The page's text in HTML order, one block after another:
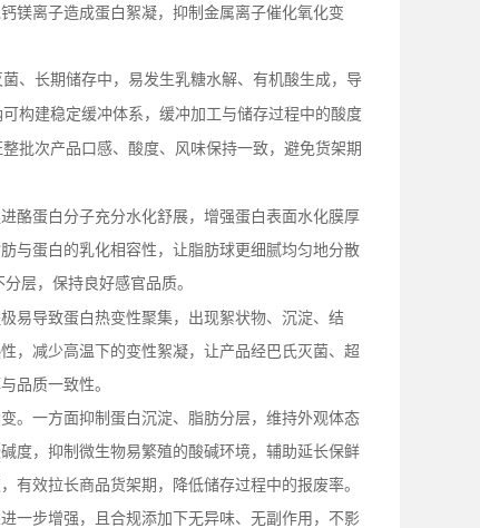
镁离子造成蛋白絮凝，抑制金属离子催化氧化变
、长期储存中，易发生乳糖水解、有机酸生成，导
构建稳定缓冲体系，缓冲加工与储存过程中的酸度
批次产品口感、酸度、风味保持一致，避免货架期
酪蛋白分子充分水化舒展，增强蛋白表面水化膜厚
与蛋白的乳化相容性，让脂肪球更细腻均匀地分散
层，保持良好感官品质。
易导致蛋白热变性聚集，出现絮状物、沉淀、结
，减少高温下的变性絮凝，让产品经巴氏灭菌、超
品质一致性。
。一方面抑制蛋白沉淀、脂肪分层，维持外观体态
度，抑制微生物易繁殖的酸碱环境，辅助延长保鲜
有效拉长商品货架期，降低储存过程中的报废率。
一步增强，且合规添加下无异味、无副作用，不影